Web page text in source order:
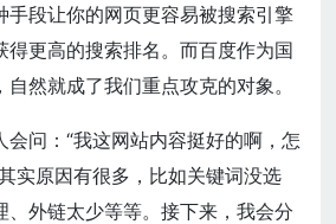
手段让你的网页更容易被搜索引擎
得更高的搜索排名。而百度作为国
然就成了我们重点攻克的对象。
会问：“我这网站内容挺好的啊，怎
实原因有很多，比如关键词没选
、外链太少等等。接下来，我会分